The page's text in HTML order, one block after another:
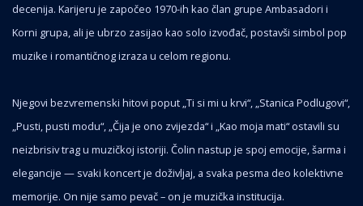
decenija. Karijeru je započeo 1970-ih kao član grupe Ambasadori i
Korni grupa, ali je ubrzo zasijao kao solo izvođač, postavši simbol pop
muzike i romantičnog izraza u celom regionu.
Njegovi bezvremenski hitovi poput „Ti si mi u krvi“, „Stanica Podlugovi“,
„Pusti, pusti modu“, „Čija je ono zvijezda“ i „Kao moja mati“ ostavili su
neizbrisiv trag u muzičkoj istoriji. Čolin nastup je spoj emocije, šarma i
elegancije — svaki koncert je doživljaj, a svaka pesma deo kolektivne
memorije. On nije samo pevač – on je muzička institucija.